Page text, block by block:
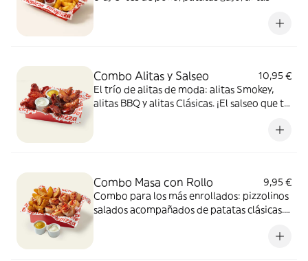
Combo Alitas y Salseo
10,95 €
El trío de alitas de moda: alitas Smokey,
alitas BBQ y alitas Clásicas. ¡El salseo que tu
Combo Masa con Rollo
9,95 €
Combo para los más enrollados: pizzolinos
salados acompañados de patatas clásicas.